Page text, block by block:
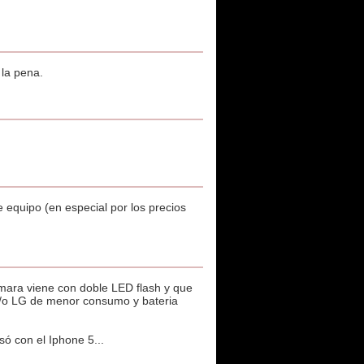
pena.
equipo (en especial por los precios
viene con doble LED flash y que
LG de menor consumo y bateria
con el Iphone 5...